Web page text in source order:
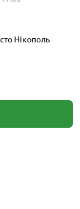
Нікополь